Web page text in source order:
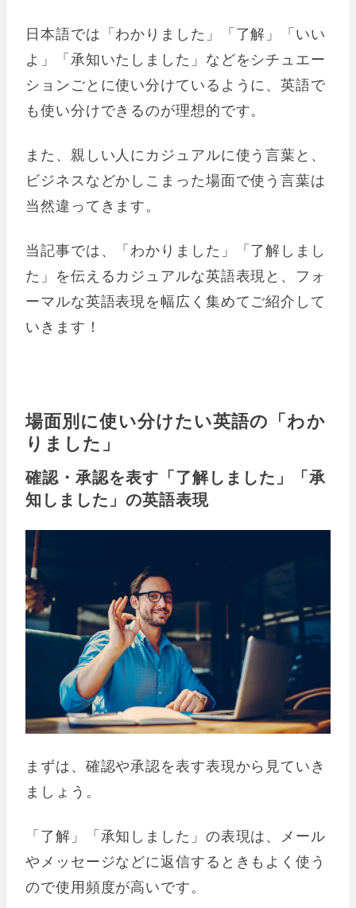
日本語では「わかりました」「了解」「いい
よ」「承知いたしました」などをシチュエー
ションごとに使い分けているように、英語で
も使い分けできるのが理想的です。
また、親しい人にカジュアルに使う言葉と、
ビジネスなどかしこまった場面で使う言葉は
当然違ってきます。
当記事では、「わかりました」「了解しまし
た」を伝えるカジュアルな英語表現と、フォ
ーマルな英語表現を幅広く集めてご紹介して
いきます！
場面別に使い分けたい英語の「わか
りました」
確認・承認を表す「了解しました」「承
知しました」の英語表現
まずは、確認や承認を表す表現から見ていき
ましょう。
「了解」「承知しました」の表現は、メール
やメッセージなどに返信するときもよく使う
ので使用頻度が高いです。